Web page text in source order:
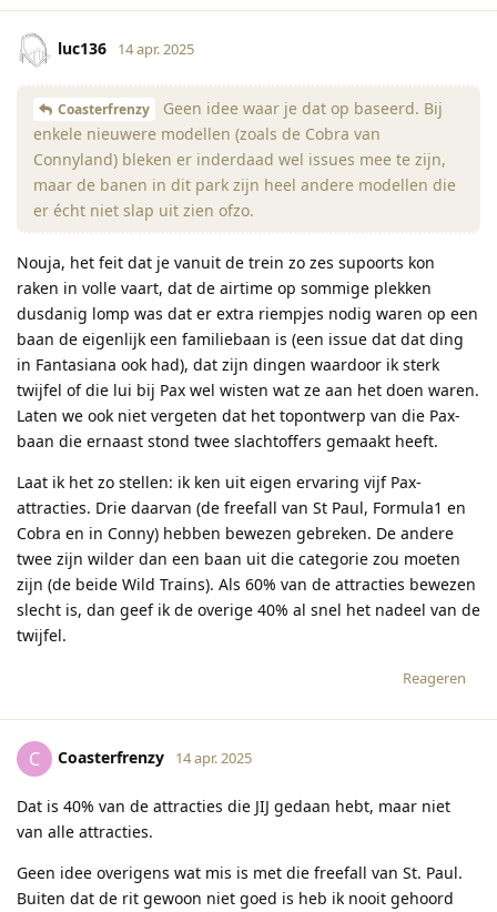
luc136 14 apr. 2025
Coasterfrenzy
Geen idee waar je dat op baseerd. Bij
enkele nieuwere modellen (zoals de Cobra van
Connyland) bleken er inderdaad wel issues mee te zijn,
maar de banen in dit park zijn heel andere modellen die
er écht niet slap uit zien ofzo.
Nouja, het feit dat je vanuit de trein zo zes supoorts kon
raken in volle vaart, dat de airtime op sommige plekken
dusdanig lomp was dat er extra riempjes nodig waren op een
baan de eigenlijk een familiebaan is (een issue dat dat ding
in Fantasiana ook had), dat zijn dingen waardoor ik sterk
twijfel of die lui bij Pax wel wisten wat ze aan het doen waren.
Laten we ook niet vergeten dat het topontwerp van die Pax-
baan die ernaast stond twee slachtoffers gemaakt heeft.
Laat ik het zo stellen: ik ken uit eigen ervaring vijf Pax-
attracties. Drie daarvan (de freefall van St Paul, Formula1 en
Cobra en in Conny) hebben bewezen gebreken. De andere
twee zijn wilder dan een baan uit die categorie zou moeten
zijn (de beide Wild Trains). Als 60% van de attracties bewezen
slecht is, dan geef ik de overige 40% al snel het nadeel van de
twijfel.
Reageren
C Coasterfrenzy 14 apr. 2025
Dat is 40% van de attracties die JIJ gedaan hebt, maar niet
van alle attracties.
Geen idee overigens wat mis is met die freefall van St. Paul.
Buiten dat de rit gewoon niet goed is heb ik nooit gehoord